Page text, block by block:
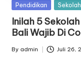
Posted
Pendidikan Sekolah
Inilah 5
Bali Wajib Di
Posted
By admin Juli 26,